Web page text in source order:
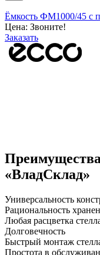
Ёмкость ФМ1000/45 с
Цена: Звоните!
Заказать
«ВладСклад»
Универсальность
Рациональность
Любая расцветка
Долговечность
Быстрый монтаж
Простота в